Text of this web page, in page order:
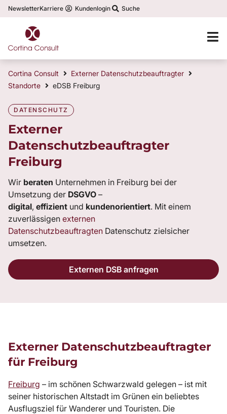
NewsletterKarriere Kundenlogin Suche
Cortina Consult
Externer Datenschutzbeauftragter
Standorte
eDSB Freiburg
DATENSCHUTZ
Externer
Datenschutzbeauftragter
Freiburg
Wir beraten Unternehmen in Freiburg bei der
Umsetzung der DSGVO –
digital, effizient und kundenorientiert. Mit einem
zuverlässigen externen
Datenschutzbeauftragten Datenschutz zielsicher
umsetzen.
Externen DSB anfragen
Externer Datenschutzbeauftragter
für Freiburg
Freiburg – im schönen Schwarzwald gelegen – ist mit
seiner historischen Altstadt im Grünen ein beliebtes
Ausflugsziel für Wanderer und Touristen. Die